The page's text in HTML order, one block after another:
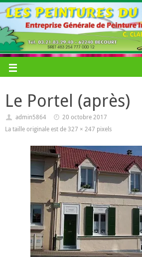
Le Portel (après)
admin5864
20 octobre 2017
La taille originale est de327 × 247 pixels